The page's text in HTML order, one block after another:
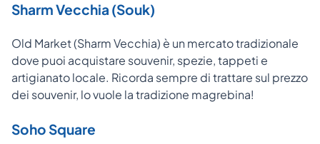
Sharm Vecchia (Souk)
Old Market (Sharm Vecchia) è un mercato tradizionale
dove puoi acquistare souvenir, spezie, tappeti e
artigianato locale. Ricorda sempre di trattare sul prezzo
dei souvenir, lo vuole la tradizione magrebina!
Soho Square